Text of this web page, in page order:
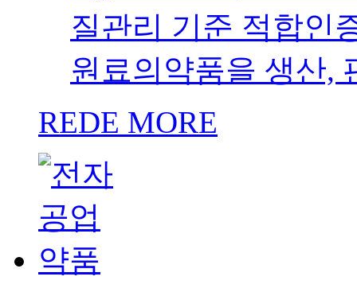
질관리 기준 적합인
원료의약품을 생산,
REDE MORE